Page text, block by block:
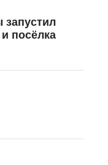
запустил
посёлка